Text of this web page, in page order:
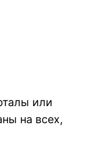
или
на всех,